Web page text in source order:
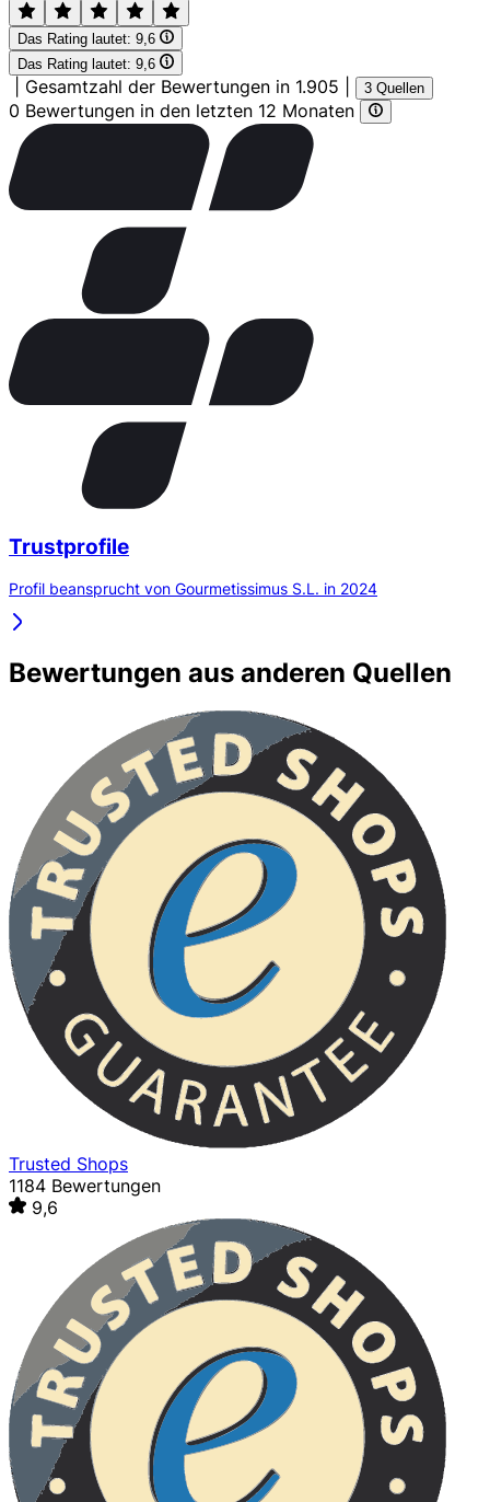
Das Rating lautet: 9,6
Das Rating lautet: 9,6
Gesamtzahl der Bewertungen in 1.905 3 Quellen
0 Bewertungen in den letzten 12 Monaten
Trustprofile
Profil beansprucht von Gourmetissimus S.L. in 2024
Bewertungen aus anderen Quellen
Trusted Shops
1184 Bewertungen
9,6